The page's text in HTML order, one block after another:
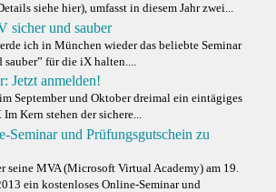
siehe hier), umfasst in diesem Jahr zwei...
sicher und sauber
ich in München wieder das beliebte Seminar
für die iX halten....
Jetzt anmelden!
September und Oktober dreimal ein eintägiges
Kern stehen der sichere...
Seminar und Prüfungsgutschein zu
seine MVA (Microsoft Virtual Academy) am 19.
ein kostenloses Online-Seminar und